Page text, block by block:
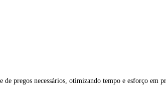
de pregos necessários, otimizando tempo e esforço em